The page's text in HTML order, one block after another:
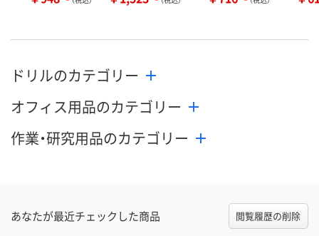
ドリルのカテゴリー
オフィス用品のカテゴリー
作業・研究用品のカテゴリー
あなたが最近チェックした商品 閲覧履歴の削除